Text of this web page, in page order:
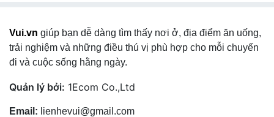
Vui.vn giúp bạn dễ dàng tìm thấy nơi ở, địa điểm ăn uống,
trải nghiệm và những điều thú vị phù hợp cho mỗi chuyến
đi và cuộc sống hằng ngày.
Quản lý bởi: 1Ecom Co.,Ltd
Email: lienhevui@gmail.com